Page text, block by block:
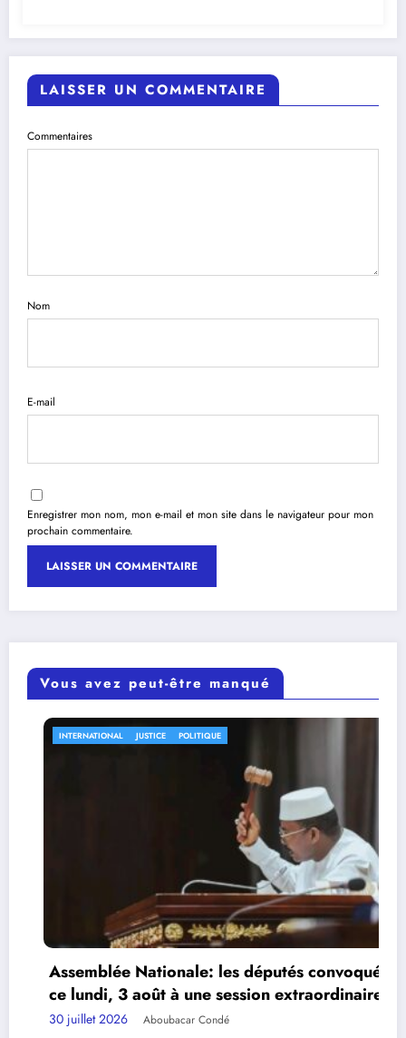
LAISSER UN COMMENTAIRE
Commentaires
Nom
E-mail
Enregistrer mon nom, mon e-mail et mon site dans le navigateur pour mon
prochain commentaire.
Vous avez peut-être manqué
JUSTICE POLITIQUE
Nationale: les députés convoqués
3 août à une session extraordinaire.
Aboubacar Condé